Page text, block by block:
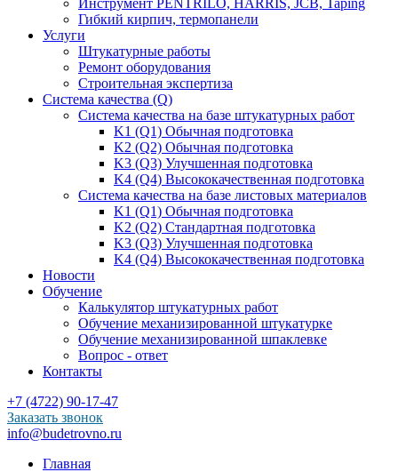
Гибкий кирпич, термопанели
Услуги
Штукатурные работы
Ремонт оборудования
Строительная экспертиза
Система качества (Q)
Система качества на базе штукатурных работ
K1 (Q1) Обычная подготовка
K2 (Q2) Обычная подготовка
K3 (Q3) Улучшенная подготовка
K4 (Q4) Высококачественная подготовка
Система качества на базе листовых материалов
K1 (Q1) Обычная подготовка
K2 (Q2) Стандартная подготовка
K3 (Q3) Улучшенная подготовка
K4 (Q4) Высококачественная подготовка
Новости
Обучение
Калькулятор штукатурных работ
Обучение механизированной штукатурке
Обучение механизированной шпаклевке
Вопрос - ответ
Контакты
+7 (4722) 90-17-47
Заказать звонок
info@budetrovno.ru
Главная